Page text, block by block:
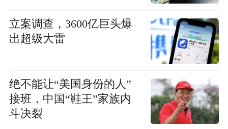
立案调查，3600亿巨头爆
出超级大雷
绝不能让“美国身份的人”
接班，中国“鞋王”家族内
斗决裂